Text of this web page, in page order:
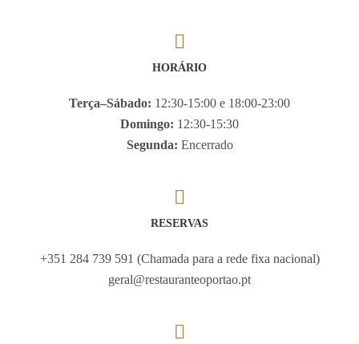
HORÁRIO
Terça–Sábado: 12:30-15:00 e 18:00-23:00
Domingo: 12:30-15:30
Segunda: Encerrado
RESERVAS
+351 284 739 591 (Chamada para a rede fixa nacional)
geral@restauranteoportao.pt